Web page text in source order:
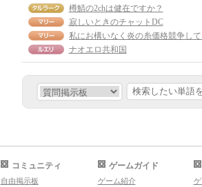
樽鯖の2chは健在ですか？
寂しいときのチャットDC
ナオエロ共和国
コミュニティ
自由掲示板
ゲームガイド
ゲーム紹介